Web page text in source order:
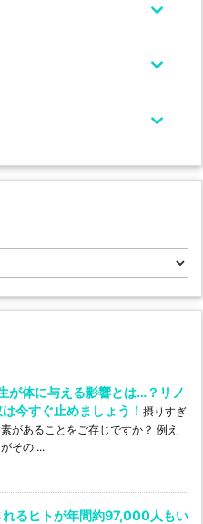
が体に与える影響とは…？リノ
今すぐ止めましょう！ 摂りすぎ
があることをご存じですか？ 例え
その ...
れるヒトが年間約97,000人もい